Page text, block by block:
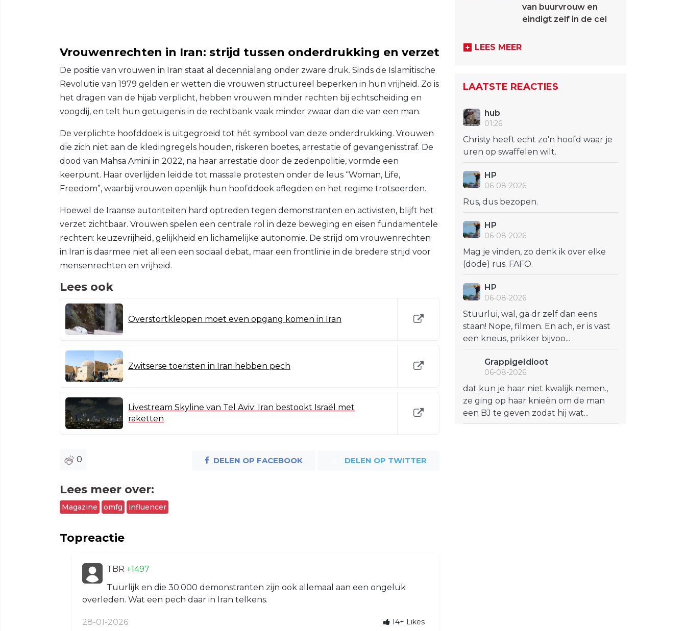
Vrouwenrechten in Iran: strijd tussen onderdrukking en verzet
De positie van vrouwen in Iran staat al decennialang onder zware druk. Sinds de Islamitische
Revolutie van 1979 gelden er wetten die vrouwen structureel beperken in hun vrijheid. Zo is
het dragen van de hijab verplicht, hebben vrouwen minder rechten bij echtscheiding en
voogdij, en telt hun getuigenis in de rechtbank vaak minder zwaar dan die van een man.
De verplichte hoofddoek is uitgegroeid tot hét symbool van deze onderdrukking. Vrouwen
die zich niet aan de kledingregels houden, riskeren boetes, arrestatie of gevangenisstraf. De
dood van Mahsa Amini in 2022, na haar arrestatie door de zedenpolitie, vormde een
keerpunt. Haar overlijden leidde tot massale protesten onder de leus “Woman, Life,
Freedom”, waarbij vrouwen openlijk hun hoofddoek aflegden en het regime trotseerden.
Hoewel de Iraanse autoriteiten hard optreden tegen demonstranten en activisten, blijft het
verzet zichtbaar. Vrouwen spelen een centrale rol in deze beweging en eisen fundamentele
rechten: keuzevrijheid, gelijkheid en lichamelijke autonomie. De strijd om vrouwenrechten
in Iran is daarmee niet alleen een sociaal debat, maar een frontlinie in de bredere strijd voor
mensenrechten en vrijheid.
Lees ook
Overstortkleppen moet even opgang komen in Iran
Zwitserse toeristen in Iran hebben pech
Livestream Skyline van Tel Aviv: Iran bestookt Israël met
raketten
0 DELEN OP FACEBOOK DELEN OP TWITTER
Lees meer over:
Magazine omfg influencer
Topreactie
TBR +1497
Tuurlijk en die 30.000 demonstranten zijn ook allemaal aan een ongeluk
overleden. Wat een pech daar in Iran telkens.
28-01-2026 14+ Likes
van buurvrouw en
eindigt zelf in de cel
LEES MEER
LAATSTE REACTIES
hub
01:26
Christy heeft echt zo'n hoofd waar je
uren op swaffelen wilt.
HP
06-08-2026
Rus, dus bezopen.
HP
06-08-2026
Mag je vinden, zo denk ik over elke
(dode) rus. FAFO.
HP
06-08-2026
Stuurlui, wal, ga dr zelf dan eens
staan! Nope, filmen. En ach, er is vast
een kneus, prikker bijvoo...
GrappigeIdioot
06-08-2026
dat kun je haar niet kwalijk nemen.,
ze ging op haar knieën om de man
een BJ te geven zodat hij wat...